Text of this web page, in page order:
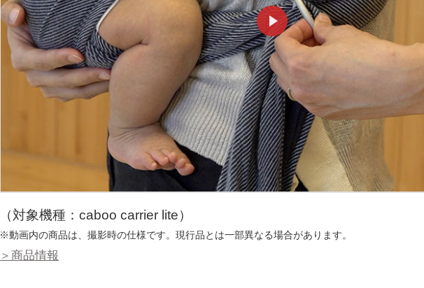
（対象機種：caboo carrier lite）
※動画内の商品は、撮影時の仕様です。現行品とは一部異なる場合があります。
＞商品情報